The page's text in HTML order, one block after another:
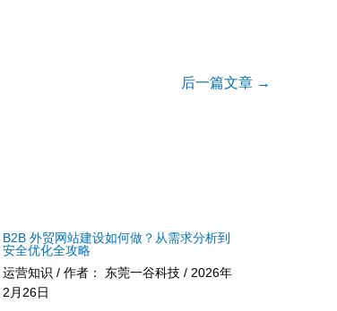
后一篇文章 →
B2B 外贸网站建设如何做？从需求分析到
安全优化全攻略
运营知识 / 作者： 东莞一谷科技 / 2026年
2月26日